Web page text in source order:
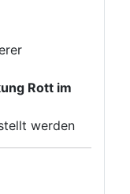
Rott im
werden